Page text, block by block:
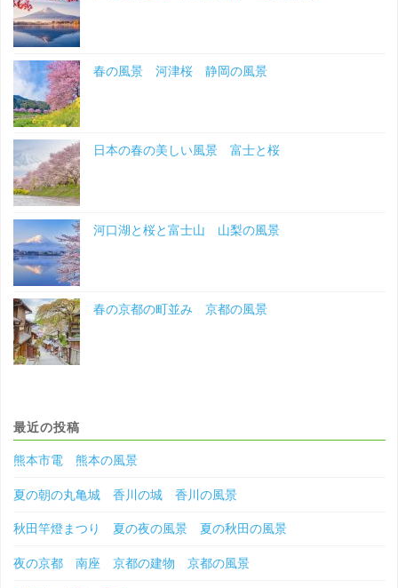
春の風景 河津桜 静岡の風景
日本の春の美しい風景 富士と桜
河口湖と桜と富士山 山梨の風景
春の京都の町並み 京都の風景
最近の投稿
熊本市電 熊本の風景
夏の朝の丸亀城 香川の城 香川の風景
秋田竿燈まつり 夏の夜の風景 夏の秋田の風景
夜の京都 南座 京都の建物 京都の風景